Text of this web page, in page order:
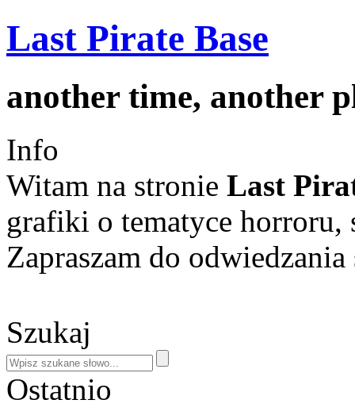
Last Pirate Base
another time, another
Info
Witam na stronie Last
grafiki o tematyce horroru,
Zapraszam do
Szukaj
Ostatnio